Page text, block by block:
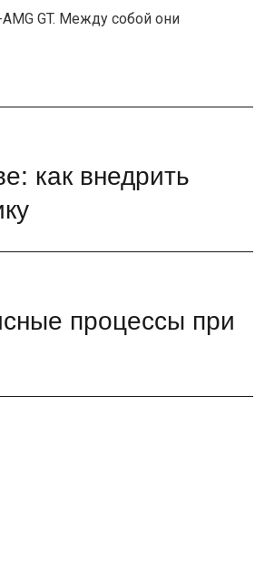
GT. Между собой они
как внедрить
процессы при